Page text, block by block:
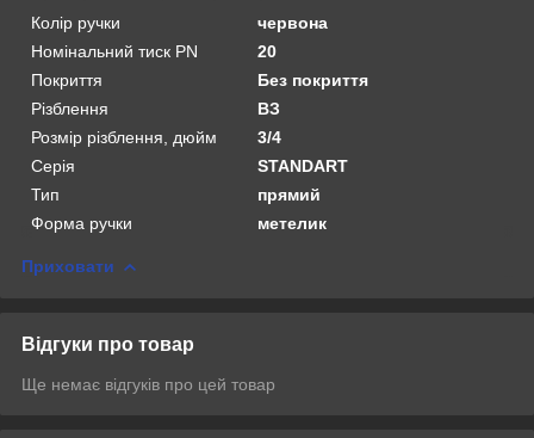
Колір ручки
червона
Номінальний тиск PN
20
Покриття
Без покриття
Рiзблення
BЗ
Розмiр рiзблення, дюйм
3/4
Серія
STANDART
Тип
прямий
Форма ручки
метелик
Приховати
Відгуки про товар
Ще немає відгуків про цей товар